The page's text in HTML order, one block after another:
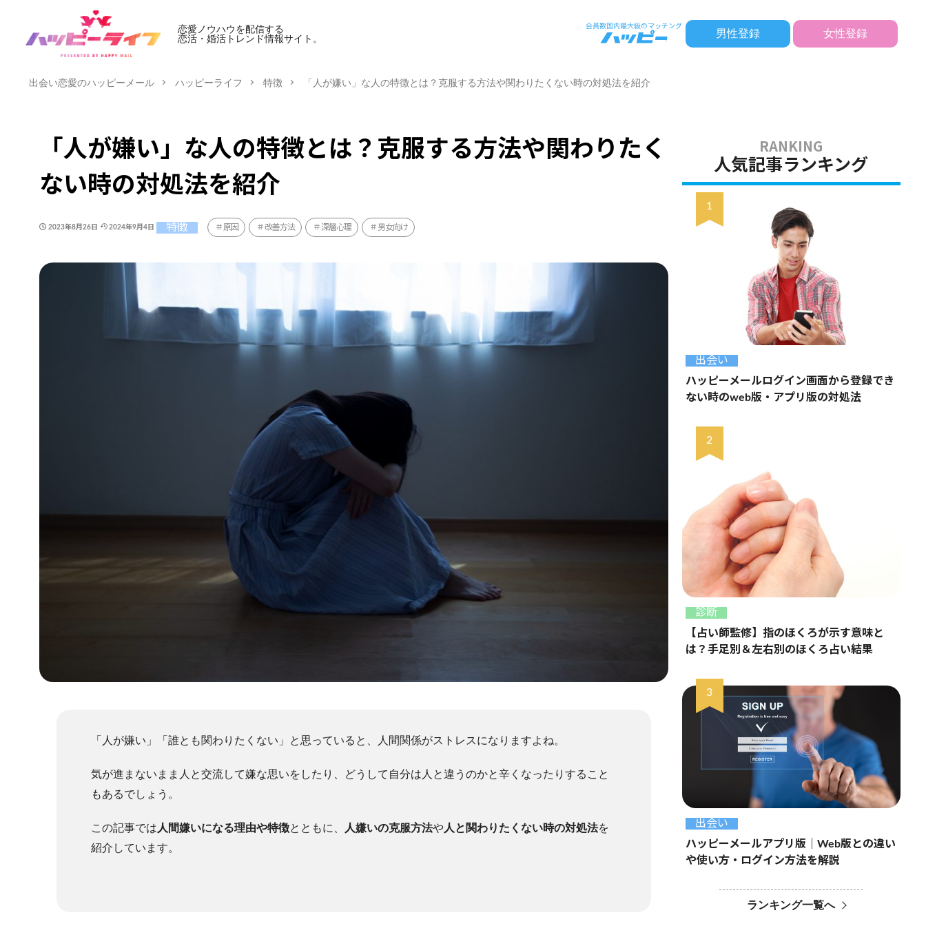
恋愛ノウハウを配信する
恋活・婚活トレンド情報サイト。
男性登録 女性登録
出会い恋愛のハッピーメール ハッピーライフ 特徴 「人が嫌い」な人の特徴とは？克服する方法や関わりたくない時の対処法を紹介
「人が嫌い」な人の特徴とは？克服する方法や関わりたく
ない時の対処法を紹介
2023年8月26日 2024年9月4日 特徴 原因 改善方法 深層心理 男女向け
「人が嫌い」「誰とも関わりたくない」と思っていると、人間関係がストレスになりますよね。
気が進まないまま人と交流して嫌な思いをしたり、どうして自分は人と違うのかと辛くなったりすること
もあるでしょう。
この記事では 人間嫌いになる理由や特徴とともに、 人嫌いの克服方法や人と関わりたくない時の対処法を
紹介しています。
人気記事ランキング
出会い
ハッピーメールログイン画面から登録でき
ない時のweb版・アプリ版の対処法
診断
【占い師監修】指のほくろが示す意味と
は？手足別＆左右別のほくろ占い結果
出会い
ハッピーメールアプリ版｜Web版との違い
や使い方・ログイン方法を解説
ランキング一覧へ